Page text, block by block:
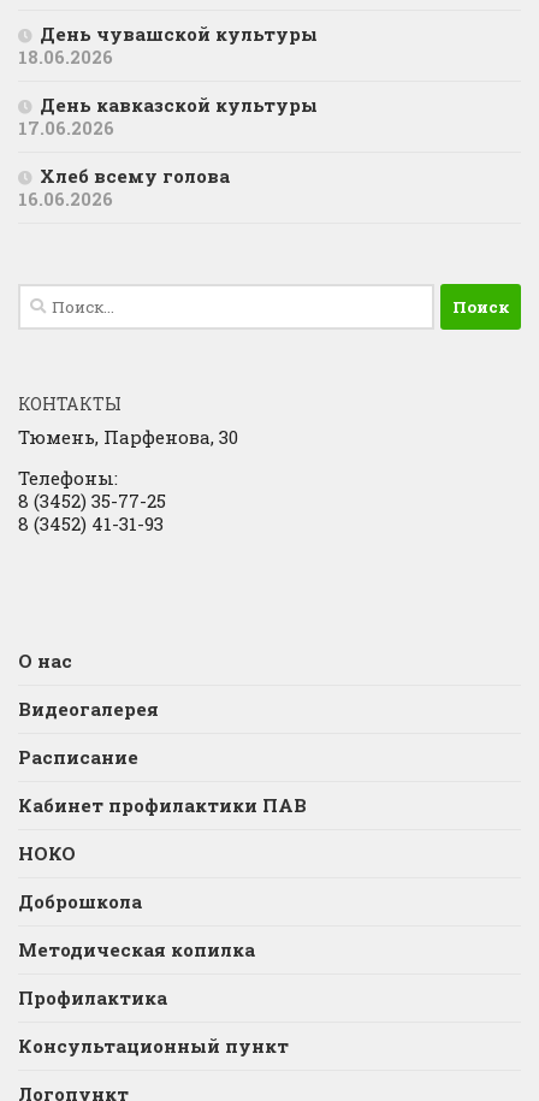
День чувашской культуры
18.06.2026
День кавказской культуры
17.06.2026
Хлеб всему голова
16.06.2026
Найти:
КОНТАКТЫ
Тюмень, Парфенова, 30
Телефоны:
8 (3452) 35-77-25
8 (3452) 41-31-93
О нас
Видеогалерея
Расписание
Кабинет профилактики ПАВ
НОКО
Доброшкола
Методическая копилка
Профилактика
Консультационный пункт
Логопункт